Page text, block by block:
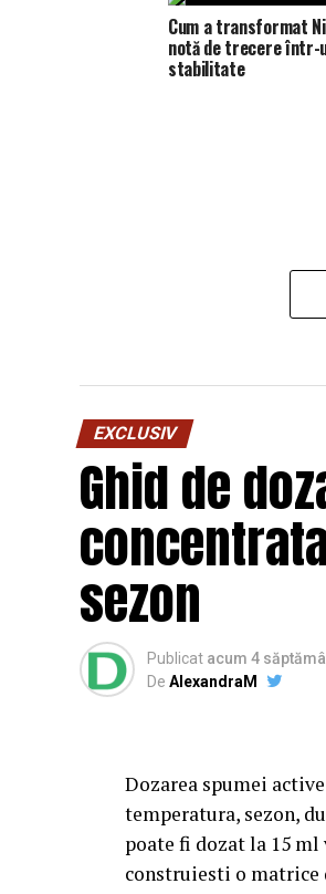
Cum a transformat
notă de trecere într-
stabilitate
EXCLUSIV
Ghid de
sezon
Publicat acum 4
De AlexandraM
Dozarea spumei
temperatura, sezon,
poate fi dozat la 15
construiesti o matrice